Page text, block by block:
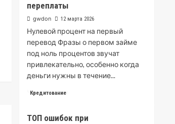
переплаты
gwdon 12 марта 2026
Нулевой процент на первый
перевод Фразы о первом займе
под ноль процентов звучат
привлекательно, особенно когда
деньги нужны в течение...
Читать далее
Займ
Кредитование
ТОП ошибок при